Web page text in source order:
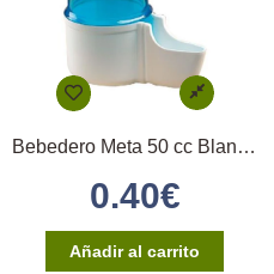
Bebedero Meta 50 cc Blanco/Azul STA
0.40€
Añadir al carrito